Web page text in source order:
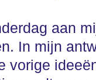
aan
In mijn
vorige